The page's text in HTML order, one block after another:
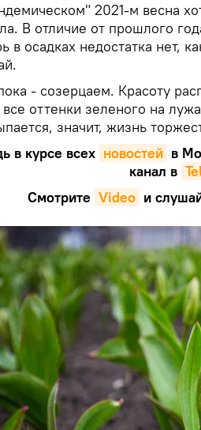
2021-м весна
В отличие от прошлого
в осадках недостатка нет,
- созерцаем. Красоту
оттенки зеленого на
значит, жизнь
в курсе всех новостей в
канал в
Смотрите Video и